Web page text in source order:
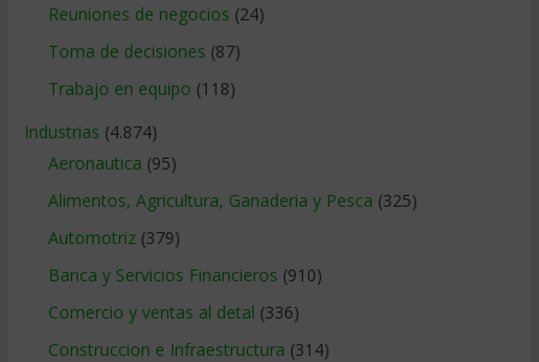
Reuniones de negocios (24)
Toma de decisiones (87)
Trabajo en equipo (118)
Industrias (4.874)
Aeronautica (95)
Alimentos, Agricultura, Ganaderia y Pesca (325)
Automotriz(379)
Banca y Servicios Financieros (910)
Comercio y ventas al detal (336)
Construccion e Infraestructura (314)